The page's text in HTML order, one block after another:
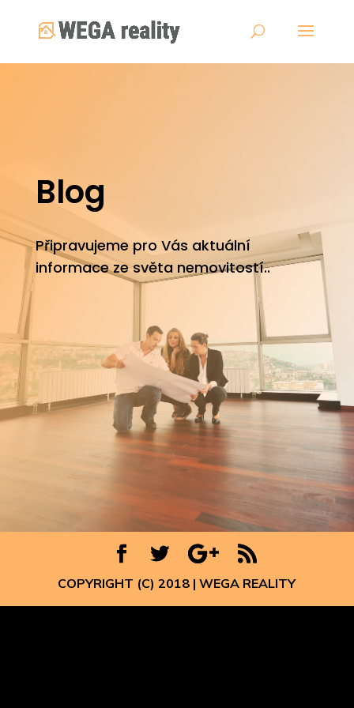
Blog
Připravujeme pro Vás aktuální
informace ze světa nemovitostí..
COPYRIGHT (C) 2018 | WEGA REALITY